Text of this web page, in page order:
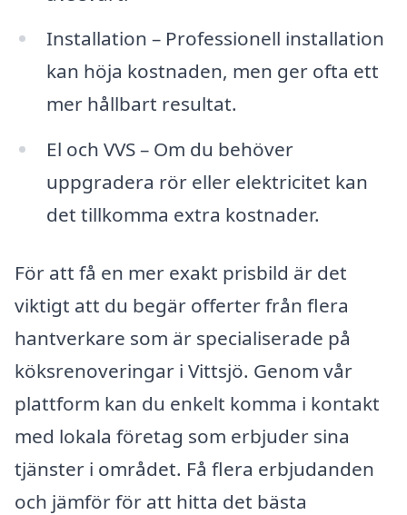
Installation – Professionell installation
kan höja kostnaden, men ger ofta ett
mer hållbart resultat.
El och VVS – Om du behöver
uppgradera rör eller elektricitet kan
det tillkomma extra kostnader.
För att få en mer exakt prisbild är det
viktigt att du begär offerter från flera
hantverkare som är specialiserade på
köksrenoveringar i Vittsjö. Genom vår
plattform kan du enkelt komma i kontakt
med lokala företag som erbjuder sina
tjänster i området. Få flera erbjudanden
och jämför för att hitta det bästa